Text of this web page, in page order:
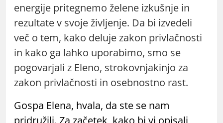
energije pritegnemo želene izkušnje in
rezultate v svoje življenje. Da bi izvedeli
več o tem, kako deluje zakon privlačnosti
in kako ga lahko uporabimo, smo se
pogovarjali z Eleno, strokovnjakinjo za
zakon privlačnosti in osebnostno rast.
Gospa Elena, hvala, da ste se nam
pridružili. Za začetek, kako bi vi opisali